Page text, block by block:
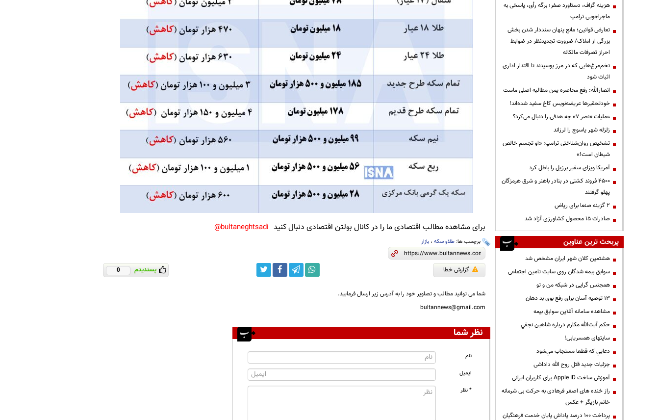
برای مشاهده مطالب اقتصادی ما را در کانال بولتن اقتصادی دنبال کنید bultaneghtsadi@
برچسب ها: طلاو سکه، بازار
گزارش خطا پسندیدم 0
شما می توانید مطالب و تصاویر خود را به آدرس زیر ارسال فرمایید.
bultannews@gmail.com
نظر شما
نام
ایمیل
* نظر
هزینه گزاف، دستاورد صفر؛ برگه رأی، پاسخی به
ماجراجویی ترامپ
تعارض قوانین؛ مانع پنهان سنددار شدن بخش
بزرگی از املاک/ ضرورت تجدیدنظر در ضوابط
احراز تصرفات مالکانه
تخم‌مرغ‌هایی که در مرز پوسیدند تا اقتدار اداری
اثبات شود
انصارالله: رفع محاصره یمن مطالبه اصلی ماست
خودتحقیرها عریضه‌نویس کاخ سفید شده‌اند!
عملیات «نصر ۷» چه هدفی را دنبال می‌کرد؟
زلزله شهر یاسوج را لرزاند
تشخیص روان‌شناختی ترامپ: «او تجسم خالص
شیطان است!»
آمریکا ویزای سفیر برزیل را باطل کرد
۴۵۰۰ فروند کشتی در بنادر باهنر و شرق هرمزگان
پهلو گرفتند
۲ گزینه صنعا برای ریاض
صادرات ۱۵ محصول کشاورزی آزاد شد
پربحث ترین عناوین
هشتمین کلان شهر ایران مشخص شد
سوابق بیمه شدگان روی سایت تامین اجتماعی
همجنس گرایی در شبکه من و تو
13 توصیه آسان برای رفع بوی بد دهان
مشاهده سامانه آنلاين سوابق بیمه
حكم آيت‌الله مكارم درباره شاهين نجفي
سایتهای همسریابی!
دعايي كه قطعا مستجاب مي‌شود
جزئیات جدید قتل روح الله داداشی
آموزش ساخت Apple ID برای کاربران ایرانی
راز خنده های اصغر فرهادی به حرکت بی شرمانه
خانم بازیگر + عکس
پرداخت ۱۰۰ درصد پاداش پایان خدمت فرهنگیان